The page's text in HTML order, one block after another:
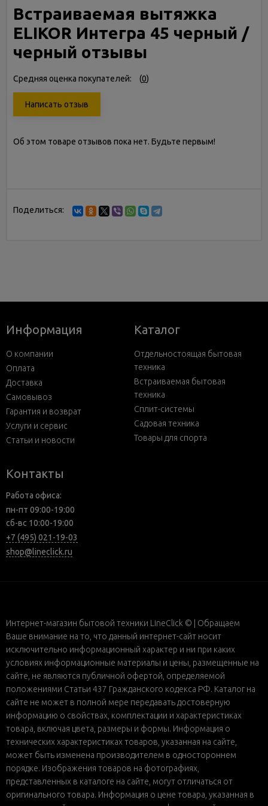
Встраиваемая вытяжка
ELIKOR Интегра 45 черный /
черный отзывы
Средняя оценка покупателей: (0)
Написать отзыв
Об этом товаре отзывов пока нет. Будьте первым!
Поделиться:
Информация
О компании
Оплата
Доставка
Самовывоз
Гарантия и возврат
Услуги и сервис
Статьи и новости
Каталог
Отдельностоящая бытовая
техника
Встраиваемая бытовая
техника
Сплит-системы
Садовая техника
Товары для спорта
Контакты
Работа офиса:
пн-пт 09:00-19:00
сб-вс 10:00-19:00
+7 (495) 021-19-03
shop@lineclick.ru
Интернет-магазин бытовой техники LineClick © | Обращаем
Ваше внимание на то, что данный интернет-сайт носит
исключительно информационный характер и ни при каких
условиях информационные материалы и цены, размещенные на
сайте, не являются публичной офертой, определяемой
положениями Статьи 437 Гражданского кодекса РФ. Каталог на
сайте не может в полной мере передавать достоверную
информацию о свойствах, комплектации и характеристиках
товара, включая цвета, размеры и формы. Информация о
технических характеристиках товаров, указанная на сайте,
может быть изменена производителем в одностороннем
порядке. Изображения товаров на фотографиях,
представленных в каталоге на сайте, могут отличаться от
оригинального товара. Информация о цене товара, указанная в